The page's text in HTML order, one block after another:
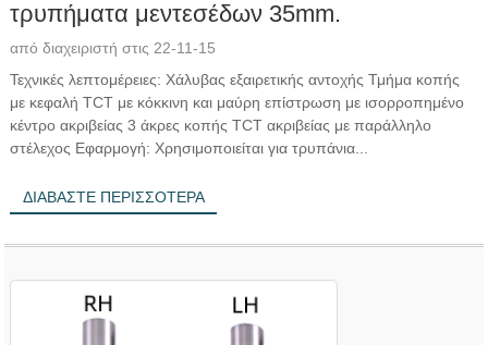
τρυπήματα μεντεσέδων 35mm.
από διαχειριστή στις 22-11-15
Τεχνικές λεπτομέρειες: Χάλυβας εξαιρετικής αντοχής Τμήμα κοπής
με κεφαλή TCT με κόκκινη και μαύρη επίστρωση με ισορροπημένο
κέντρο ακριβείας 3 άκρες κοπής TCT ακριβείας με παράλληλο
στέλεχος Εφαρμογή: Χρησιμοποιείται για τρυπάνια...
ΔΙΑΒΆΣΤΕ ΠΕΡΙΣΣΌΤΕΡΑ